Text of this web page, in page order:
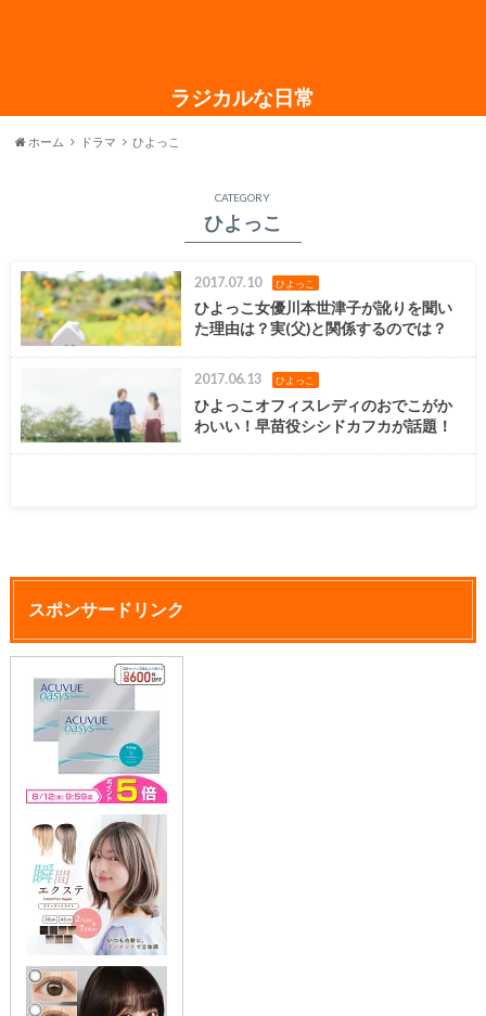
ラジカルな日常
ホーム ドラマ ひよっこ
CATEGORY
ひよっこ
2017.07.10 ひよっこ
ひよっこ女優川本世津子が訛りを聞い
た理由は？実(父)と関係するのでは？
2017.06.13 ひよっこ
ひよっこオフィスレディのおでこがか
わいい！早苗役シシドカフカが話題！
スポンサードリンク